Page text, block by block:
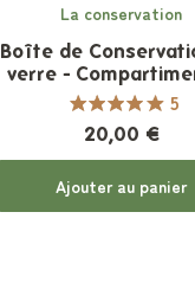
La conservation
Boîte de
verre -
5
20,00 €
Ajouter au panier